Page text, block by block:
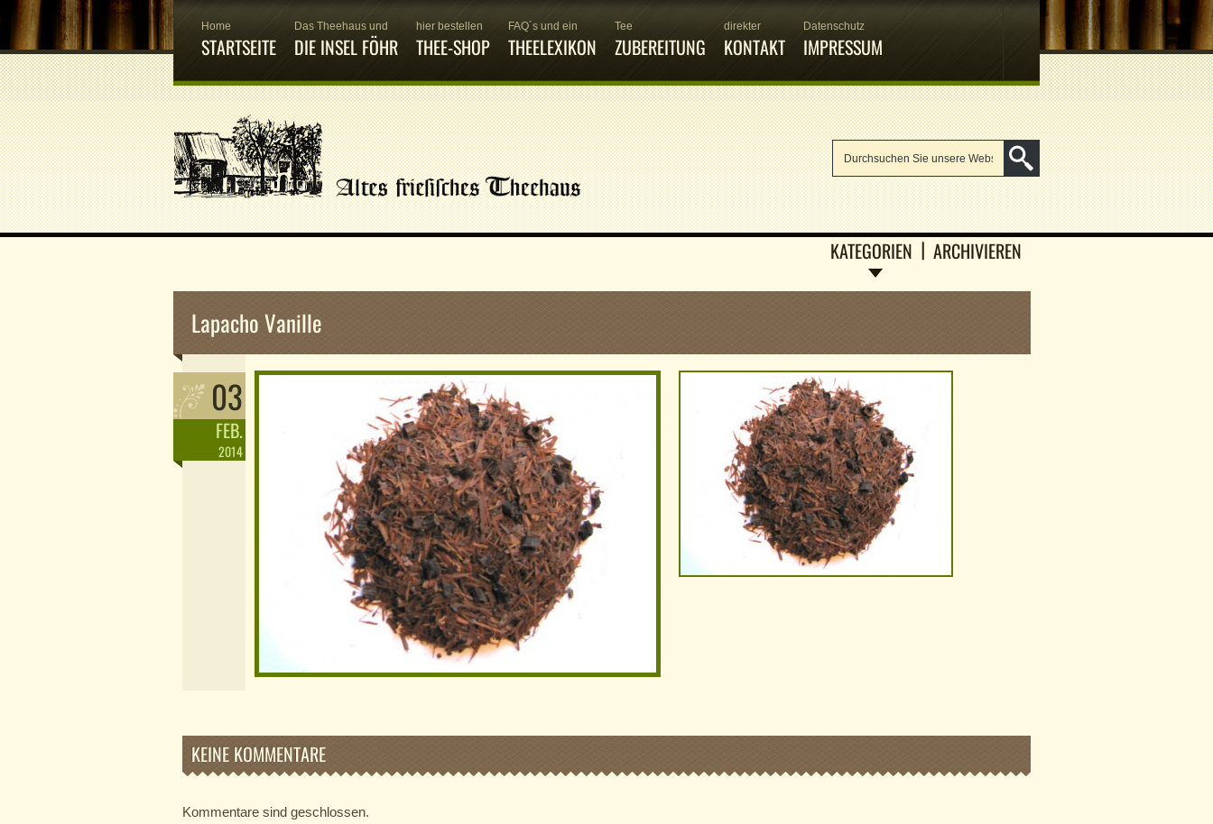
Home
STARTSEITE
Das Theehaus und
DIE INSEL FÖHR
hier bestellen
THEE-SHOP
FAQ´s und ein
THEELEXIKON
Tee
ZUBEREITUNG
direkter
KONTAKT
Datenschutz
IMPRESSUM
KATEGORIEN ARCHIVIEREN
Lapacho Vanille
03
FEB.
2014
KEINE KOMMENTARE
Kommentare sind geschlossen.